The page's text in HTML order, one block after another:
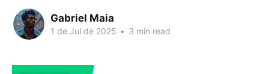
Gabriel Maia
1 de Jul de 2025 • 3 min read